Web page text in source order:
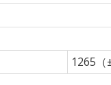
1265